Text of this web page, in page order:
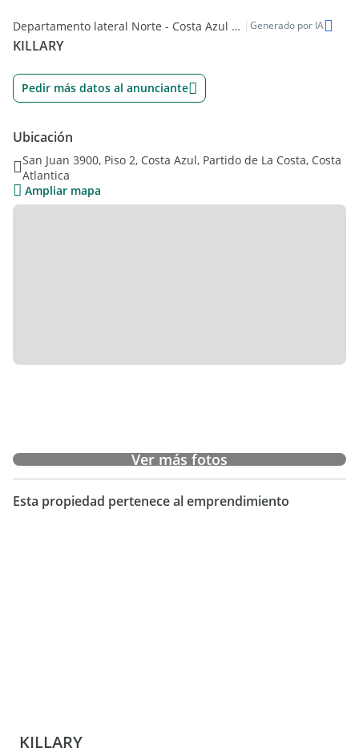
Departamento lateral Norte - Costa Azul 43m² | Generado por IA
KILLARY
Pedir más datos al anunciante
Ubicación
San Juan 3900, Piso 2, Costa Azul, Partido de La Costa, Costa
Atlantica
Ampliar mapa
Ver más fotos
Esta propiedad pertenece al emprendimiento
KILLARY